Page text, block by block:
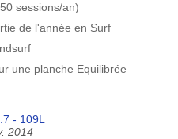
sessions/an)
de l'année en Surf
une planche Equilibrée
- 109L
2014